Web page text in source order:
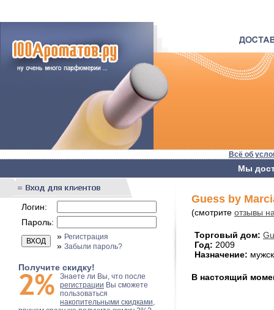
Всё об
Мы
Логин:
Пароль:
» Регистрация
» Забыли пароль?
Получите скидку!
Знаете ли Вы, что после
регистрации Вы сможете
пользоваться
накопительными скидками,
Guess by
(смотрите отзывы
Торговый дом:
Год: 2009
Назначение:
В настоящий